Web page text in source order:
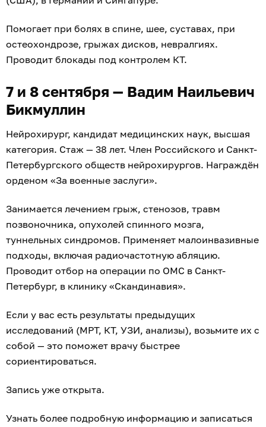
Помогает при болях в спине, шее, суставах, при
остеохондрозе, грыжах дисков, невралгиях.
Проводит блокады под контролем КТ.
7 и 8 сентября — Вадим Наильевич
Бикмуллин
Нейрохирург, кандидат медицинских наук, высшая
категория. Стаж — 38 лет. Член Российского и Санкт-
Петербургского обществ нейрохирургов. Награждён
орденом «За военные заслуги».
Занимается лечением грыж, стенозов, травм
позвоночника, опухолей спинного мозга,
туннельных синдромов. Применяет малоинвазивные
подходы, включая радиочастотную абляцию.
Проводит отбор на операции по ОМС в Санкт-
Петербург, в клинику «Скандинавия».
Если у вас есть результаты предыдущих
исследований (МРТ, КТ, УЗИ, анализы), возьмите их с
собой — это поможет врачу быстрее
сориентироваться.
Запись уже открыта.
Узнать более подробную информацию и записаться